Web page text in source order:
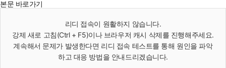
본문 바로가기
리디 접속이 원활하지 않습니다.
강제 새로 고침(Ctrl + F5)이나 브라우저 캐시 삭제를 진행해주세요.
계속해서 문제가 발생한다면 리디 접속 테스트를 통해 원인을 파악
하고 대응 방법을 안내드리겠습니다.